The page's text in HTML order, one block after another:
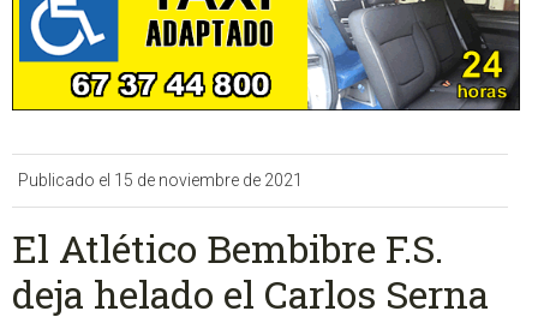
Publicado el 15 de noviembre de 2021
El Atlético Bembibre F.S.
deja helado el Carlos Serna